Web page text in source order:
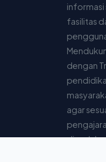
informasi
fasilitas
dengan
agar